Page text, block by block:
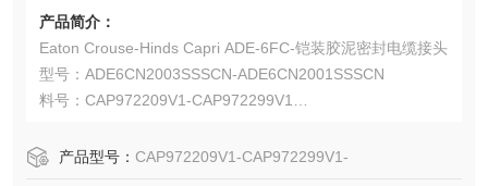
产品简介：
Eaton Crouse-Hinds Capri ADE-6FC-铠装胶泥密封电缆接头
型号：ADE6CN2003SSSCN-ADE6CN2001SSSCN
料号：CAP972209V1-CAP972299V1
Capri ADE-6FC 适用于 IEC IIC 气体组和 NEC I 类 1 区安
产品型号： CAP972209V1-CAP972299V1-